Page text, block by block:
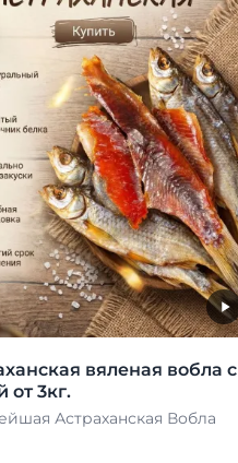
вяленая вобла с
от 3кг.
Астраханская Вобла